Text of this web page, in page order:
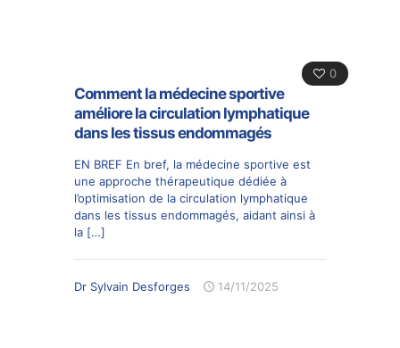
0
Comment la médecine sportive
améliore la circulation lymphatique
dans les tissus endommagés
EN BREF En bref, la médecine sportive est
une approche thérapeutique dédiée à
l’optimisation de la circulation lymphatique
dans les tissus endommagés, aidant ainsi à
la […]
Dr Sylvain Desforges 14/11/2025